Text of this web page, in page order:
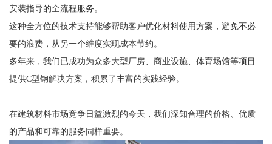
安装指导的全流程服务。
这种全方位的技术支持能够帮助客户优化材料使用方案，避免不必
要的浪费，从另一个维度实现成本节约。
多年来，我们已成功为众多大型厂房、商业设施、体育场馆等项目
提供C型钢解决方案，积累了丰富的实践经验。
在建筑材料市场竞争日益激烈的今天，我们深知合理的价格、优质
的产品和可靠的服务同样重要。